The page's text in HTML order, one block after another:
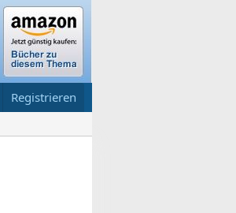
Registrieren